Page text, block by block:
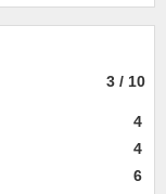
3 / 10
4
4
6